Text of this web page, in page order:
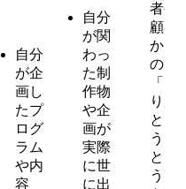
自分
が企
画し
たプ
ログ
ラム
や内
容
自分
が関
わっ
た制
作物
や企
画が
実際
に世
に出
者や
顧客
から
の
「あ
りが
と
う」
とい
う声